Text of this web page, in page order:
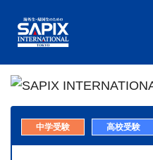
中学受験 高校受験